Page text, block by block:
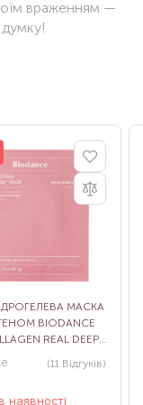
враженням —
МАСКА
BIODANCE
REAL DEEP
(11 Відгуків)
наявності